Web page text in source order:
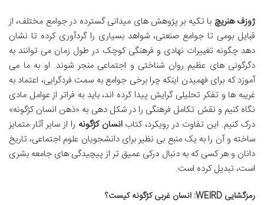
ژوزف هنریچ با تکیه بر پژوهش های میدانی گسترده در جوامع مختلف، از
قبایل بومی تا جوامع صنعتی، شواهد بسیاری را گردآوری کرده تا نشان
دهد چگونه تغییرات نهادی و فرهنگی کوچک در طول زمان می توانند به
دگرگونی های عظیم روان شناختی و اجتماعی منجر شوند. او به ما می
آموزد که برای فهمیدن اینکه چرا برخی جوامع به سمت فردگرایی، اعتماد به
غریبه ها و تفکر تحلیلی گرایش پیدا کرده اند، باید به فراتر از عوامل مادی
نگاه کنیم و نقش تکامل فرهنگی را در شکل دهی به «ذهن انسان کژگونه»
درک کنیم. این تفاوت در رویکرد، کتابانسان کژگونه را از سایر آثار متمایز
ساخته و آن را به یک منبع بی نظیر برای دانشجویان علوم اجتماعی، تاریخ
دانان و هر کسی که به دنبال درکی عمیق تر از پیچیدگی های جامعه بشری
است، تبدیل کرده است.
رمزگشایی WEIRD: انسان غربی کژگونه کیست؟